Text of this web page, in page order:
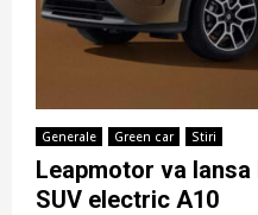
Generale Green car Stiri
Leapmotor va
SUV electric A10